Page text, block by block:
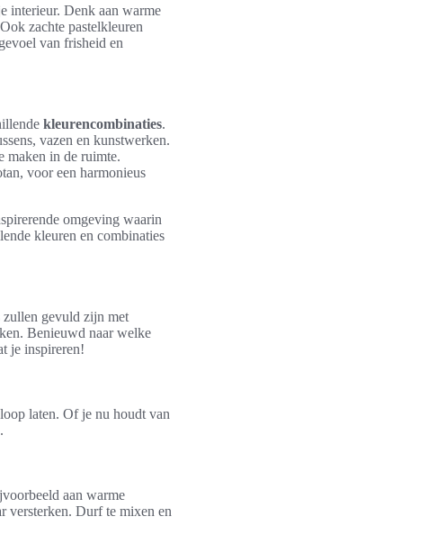
interieur. Denk aan warme
zachte pastelkleuren
van frisheid en
kleurencombinaties.
vazen en kunstwerken.
maken in de ruimte.
voor een harmonieus
omgeving waarin
kleuren en combinaties
zullen gevuld zijn met
Benieuwd naar welke
je inspireren!
laten. Of je nu houdt van
aan warme
versterken. Durf te mixen en